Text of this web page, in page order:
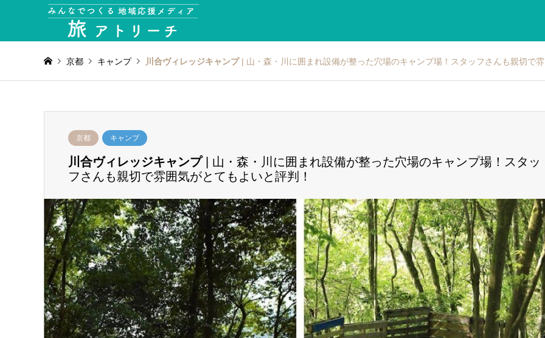
京都 キャンプ 川合ヴィレッジキャンプ| 山・森・川に囲まれ設備が整った穴場のキャンプ場！スタッフさんも親切で
京都 キャンプ
川合ヴィレッジキャンプ| 山・森・川に囲まれ設備が整った穴場のキャンプ場！スタッ
フさんも親切で雰囲気がとてもよいと評判！